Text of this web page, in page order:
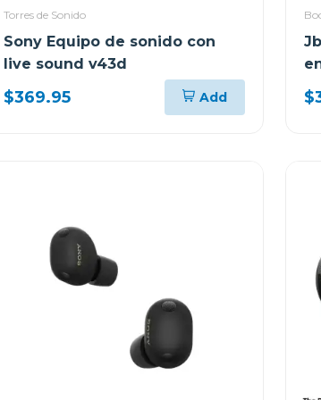
Torres de Sonido
Sony Equipo de sonido con
live sound v43d
$369.95 Add